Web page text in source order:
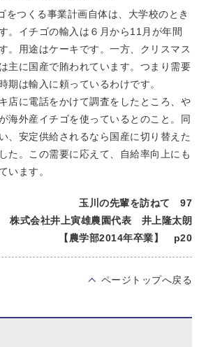
をつくる事業計画自体は、大学校のとき
。イチゴの輸入は６月から11月が年間
。用途はケーキです。一方、クリスマス
主に国産で賄われています。つまり需要
期は輸入に頼っているわけです。
店に電話をかけて調査をしたところ、や
海外産イチゴを使っているとのこと。同
、安定供給されるなら国産に切り替えた
た。この需要に応えて、自給率向上にも
います。
玉川の先輩を訪ねて 97
株式会社井上寅雄農園代表 井上隆太朗
【農学部2014年卒業】 p20
ページトップへ戻る